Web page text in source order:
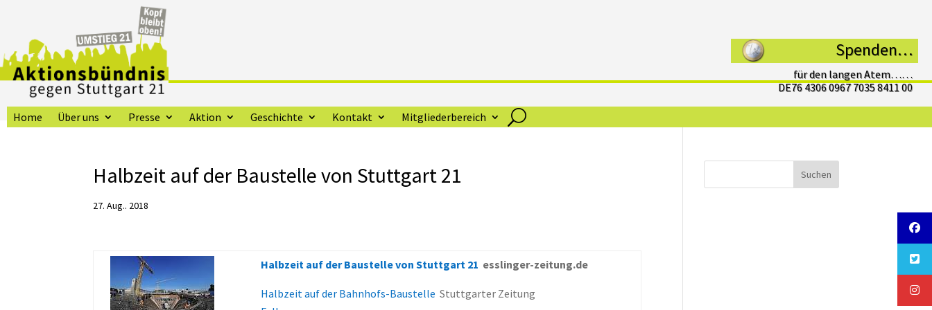
Spenden…
für den langen Atem……
DE76 4306 0967 7035 8411 00
Home Über uns Presse Aktion Geschichte Kontakt Mitgliederbereich
Halbzeit auf der Baustelle von Stuttgart 21
27. Aug.. 2018
Halbzeit auf der Baustelle von Stuttgart 21 esslinger-zeitung.de
Halbzeit auf der Bahnhofs-Baustelle Stuttgarter Zeitung
Suchen